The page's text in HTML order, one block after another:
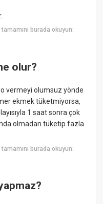
tamamını burada okuyun:
olur?
vermeyi olumsuz yönde
ekmek tüketmiyorsa,
1 saat sonra çok
olmadan tüketip fazla
tamamını burada okuyun: